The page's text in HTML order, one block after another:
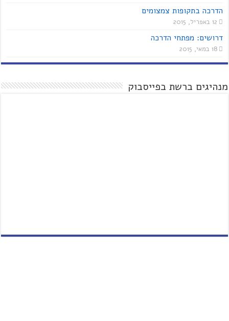
הדרכה בתקופות צמצומים
12 באפריל, 2015
דרושים: מפתחי הדרכה
18 במאי, 2015
מנהיגים ברשת בפייסבוק